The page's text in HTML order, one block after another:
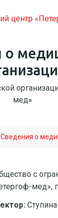
о
мед»
Сведения о
с
мед»,